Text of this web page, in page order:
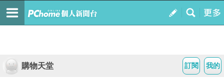
我的
訂閱
購物天堂